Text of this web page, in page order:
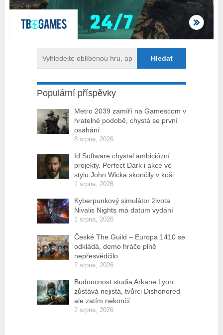
Populární příspěvky
Metro 2039 zamíří na Gamescom v
hratelné podobě, chystá se první
osahání
8 srpna, 2026
Id Software chystal ambiciózní
projekty. Perfect Dark i akce ve
stylu John Wicka skončily v koši
1 srpna, 2026
Kyberpunkový simulátor života
Nivalis Nights má datum vydání
1 srpna, 2026
České The Guild – Europa 1410 se
odkládá, demo hráče plně
nepřesvědčilo
2 srpna, 2026
Budoucnost studia Arkane Lyon
zůstává nejistá, tvůrci Dishonored
ale zatím nekončí
2 srpna, 2026